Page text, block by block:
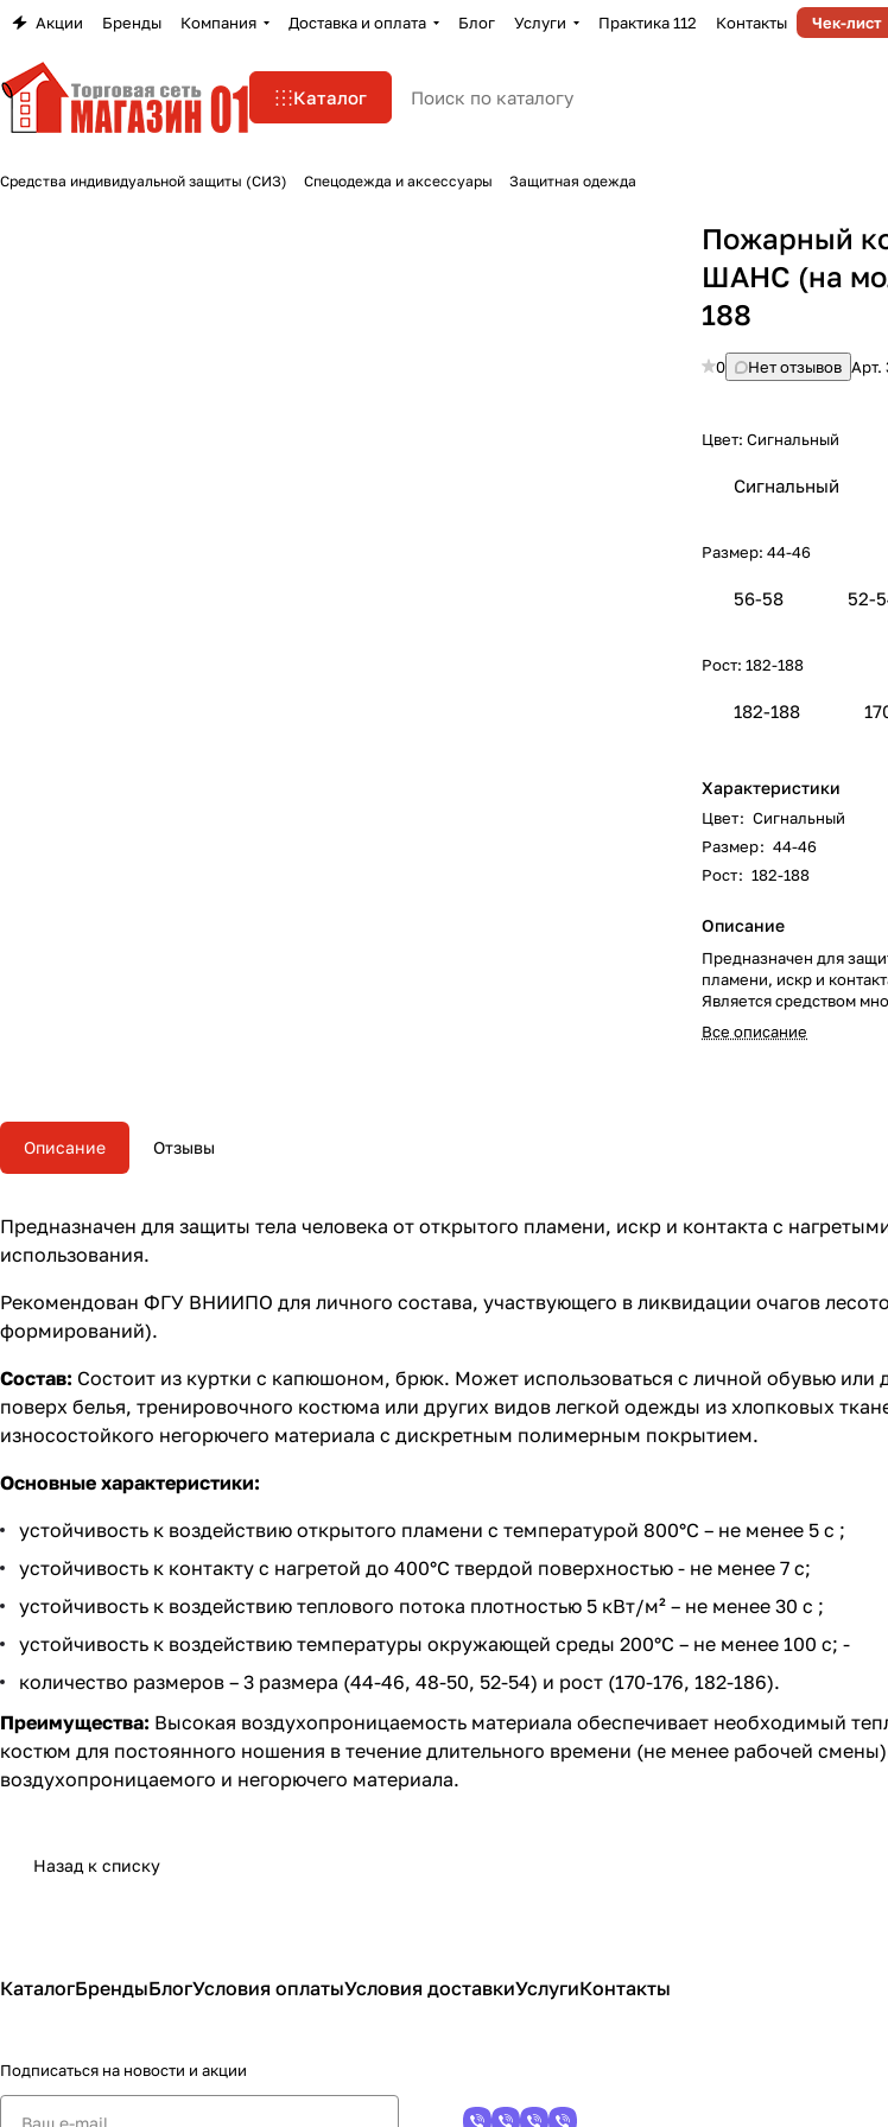
Акции Бренды Компания Доставка и оплата Блог Услуги Практика 112 Контакты Чек-лист
Каталог
Средства индивидуальной защиты (СИЗ) Спецодежда и аксессуары Защитная одежда
Пожарный
ШАНС (на
188
0 Нет отзывов Арт.
Цвет:Сигнальный
Сигнальный
Размер:44-46
56-58 52-
Рост:182-188
182-188
Характеристики
Цвет: Сигнальный
Размер: 44-46
Рост: 182-188
Описание
Предназначен для
пламени, искр и
Является средством
Все описание
Описание Отзывы
Предназначен для защиты тела человека от открытого пламени, искр и контакта с
использования.
Рекомендован ФГУ ВНИИПО для личного состава, участвующего в ликвидации очагов
формирований).
Состав: Состоит из куртки с капюшоном, брюк. Может использоваться с личной обувью
поверх белья, тренировочного костюма или других видов легкой одежды из хлопковых
износостойкого негорючего материала с дискретным полимерным покрытием.
Основные характеристики:
устойчивость к воздействию открытого пламени с температурой 800°С – не менее 5 с ;
устойчивость к контакту с нагретой до 400°С твердой поверхностью - не менее 7 с;
устойчивость к воздействию теплового потока плотностью 5 кВт/м² – не менее 30 с ;
устойчивость к воздействию температуры окружающей среды 200°С – не менее 100 с; -
количество размеров – 3 размера (44-46, 48-50, 52-54) и рост (170-176, 182-186).
Преимущества: Высокая воздухопроницаемость материала обеспечивает необходимый
костюм для постоянного ношения в течение длительного времени (не менее рабочей
воздухопроницаемого и негорючего материала.
Назад к списку
КаталогБрендыБлогУсловия оплатыУсловия доставкиУслугиКонтакты
Подписаться на новости и акции